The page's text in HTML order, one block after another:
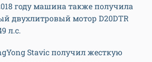
году машина также получила
двухлитровый мотор D20DTR
л.с.
Stavic получил жесткую